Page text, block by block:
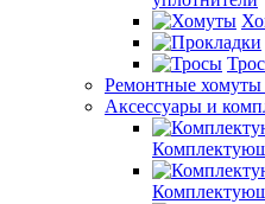
Ремонтные
Аксессуары и